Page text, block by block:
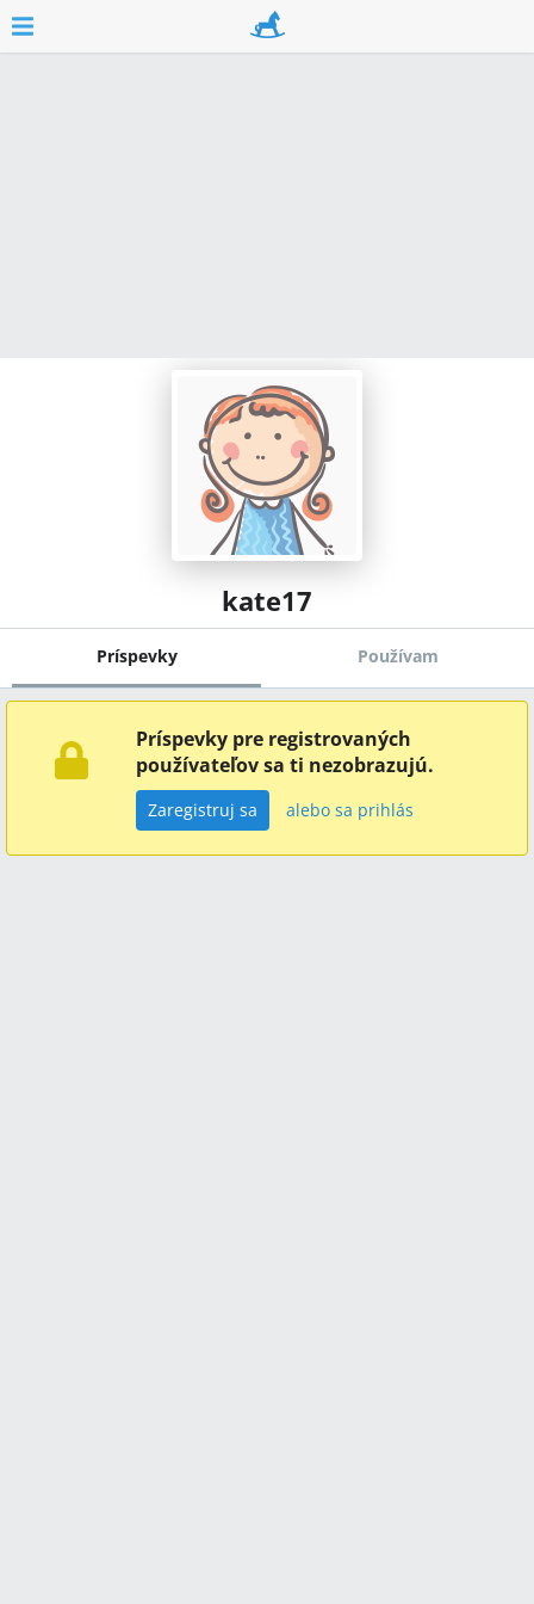
kate17
Príspevky Používam
Príspevky pre registrovaných
používateľov sa ti nezobrazujú.
Zaregistruj sa alebo sa prihlás